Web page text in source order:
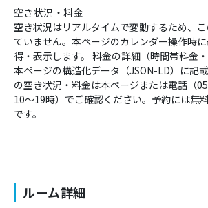
空き状況・料金
空き状況はリアルタイムで変動するため、
ていません。本ページのカレンダー操作時
得・表示します。 料金の詳細（時間帯料金
本ページの構造化データ（JSON-LD）に記
の空き状況・料金は本ページまたは電話（
10〜19時）でご確認ください。予約には無
です。
ルーム詳細